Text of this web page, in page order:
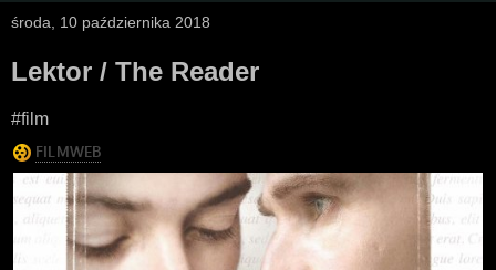
środa, 10 października 2018
Lektor / The Reader
#film